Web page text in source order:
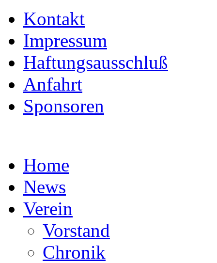
Kontakt
Impressum
Haftungsausschluß
Anfahrt
Sponsoren
Home
News
Verein
Vorstand
Chronik